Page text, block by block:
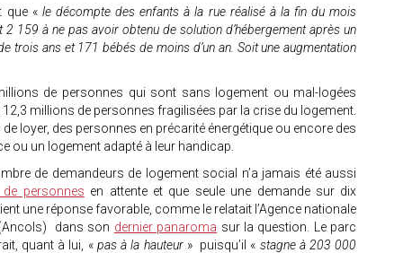
que «le décompte des enfants à la rue réalisé à la fin du mois
2 159 à ne pas avoir obtenu de solution d’hébergement après un
trois ans et 171 bébés de moins d’un an. Soit une augmentation
de personnes qui sont sans logement ou mal-logées
millions de personnes fragilisées par la crise du logement.
loyer, des personnes en précarité énergétique ou encore des
ou un logement adapté à leur handicap.
de demandeurs de logement social n’a jamais été aussi
personnes en attente et que seule une demande sur dix
une réponse favorable, comme le relatait l’Agence nationale
dans son dernier panaroma sur la question. Le parc
quant à lui, «pas à la hauteur » puisqu’il « stagne à 203 000